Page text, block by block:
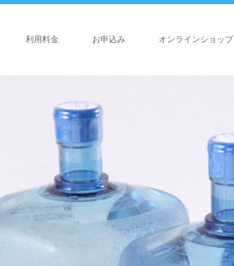
利用料金 お申込み オンラインショップ